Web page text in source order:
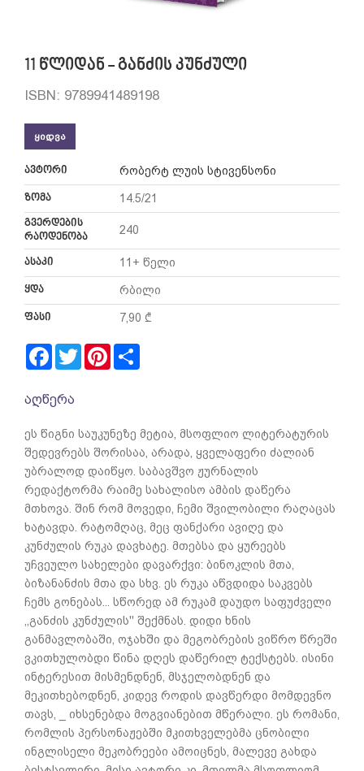
11 წლიდან - განძის კუნძული
ISBN: 9789941489198
ᲧᲘᲓᲕᲐ
ავტორი რობერტ ლუის სტივენსონი
ზომა
14.5/21
გვერდების
რაოდენობა
240
ასაკი 11+ წელი
ყდა რბილი
ფასი 7,90 ₾
Facebook
TwitterPinterest
აღწერა
ეს წიგნი საუკუნეზე მეტია, მსოფლიო ლიტერატურის
შედევრებს შორისაა, არადა, ყველაფერი ძალიან
უბრალოდ დაიწყო. საბავშვო ჟურნალის
რედაქტორმა რაიმე სახალისო ამბის დაწერა
მთხოვა. შინ რომ მოვედი, ჩემი შვილობილი რაღაცას
ხატავდა. რატომღაც, მეც ფანქარი ავიღე და
კუნძულის რუკა დავხატე. მთებსა და ყურეებს
უჩვეულო სახელები დავარქვი: ბინოკლის მთა,
ბიზანანძის მთა და სხვ. ეს რუკა აწვდიდა საკვებს
ჩემს გონებას... სწორედ ამ რუკამ დაუდო საფუძველი
,,განძის კუნძულის'' შექმნას. დიდი ხნის
განმავლობაში, ოჯახში და მეგობრების ვიწრო წრეში
ვკითხულობდი წინა დღეს დაწერილ ტექსტებს. ისინი
ინტერესით მისმენდნენ, მსჯელობდნენ და
მეკითხებოდნენ, კიდევ როდის დავწერდი მომდევნო
თავს, _ იხსენებდა მოგვიანებით მწერალი. ეს რომანი,
რომლის პერსონაჟებში მკითხველებმა ცნობილი
ინგლისელი მეკობრეები ამოიცნეს, მალევე გახდა